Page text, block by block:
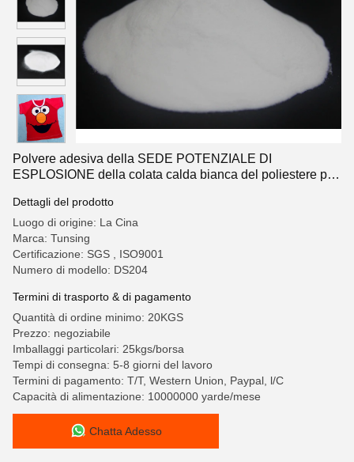
Polvere adesiva della SEDE POTENZIALE DI
ESPLOSIONE della colata calda bianca del poliestere per
Dettagli del prodotto
Luogo di origine: La Cina
Marca: Tunsing
Certificazione: SGS , ISO9001
Numero di modello: DS204
Termini di trasporto & di pagamento
Quantità di ordine minimo: 20KGS
Prezzo: negoziabile
Imballaggi particolari: 25kgs/borsa
Tempi di consegna: 5-8 giorni del lavoro
Termini di pagamento: T/T, Western Union, Paypal, l/C
Capacità di alimentazione: 10000000 yarde/mese
Chatta Adesso